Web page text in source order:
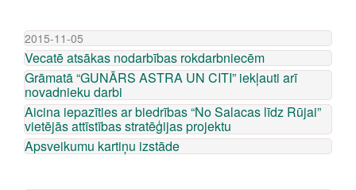
2015-11-05
Vecatē atsākas nodarbības rokdarbniecēm
Grāmatā “GUNĀRS ASTRA UN CITI” iekļauti arī
novadnieku darbi
Aicina iepazīties ar biedrības “No Salacas līdz Rūjai”
vietējās attīstības stratēģijas projektu
Apsveikumu kartiņu izstāde